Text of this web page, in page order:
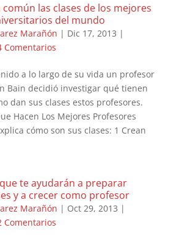
las clases de los mejores
del mundo
Marañón | Dic 17, 2013 |
Comentarios
a lo largo de su vida un profesor
Bain decidió investigar qué tienen
dan sus clases estos profesores.
Hacen Los Mejores Profesores
cómo son sus clases: 1 Crean
te ayudarán a preparar
y a crecer como profesor
Marañón | Oct 29, 2013 |
Comentarios